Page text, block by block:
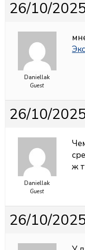
26/10/
Daniellak
Guest
26/10/
Daniellak
Guest
ж
26/10/